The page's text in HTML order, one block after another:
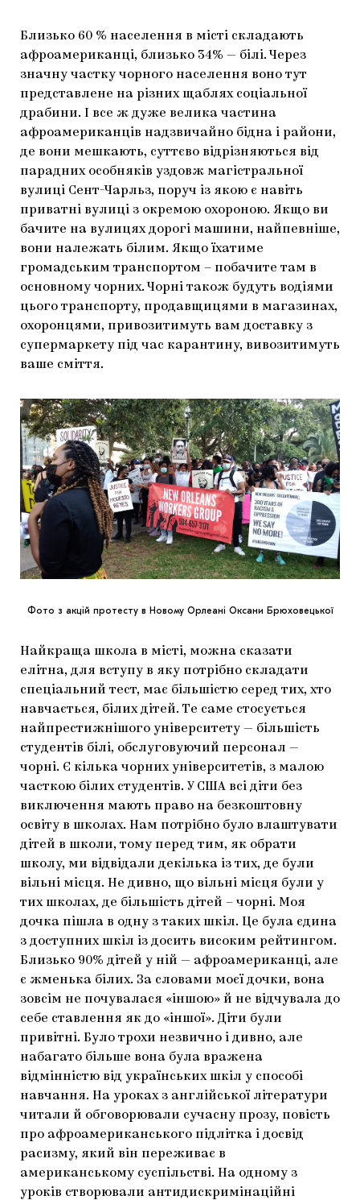
Близько 60 % населення в місті складають
афроамериканці, близько 34% — білі. Через
значну частку чорного населення воно тут
представлене на різних щаблях соціальної
драбини. І все ж дуже велика частина
афроамериканців надзвичайно бідна і райони,
де вони мешкають, суттєво відрізняються від
парадних особняків уздовж магістральної
вулиці Сент-Чарльз, поруч із якою є навіть
приватні вулиці з окремою охороною. Якщо ви
бачите на вулицях дорогі машини, найпевніше,
вони належать білим. Якщо їхатиме
громадським транспортом – побачите там в
основному чорних. Чорні також будуть водіями
цього транспорту, продавщицями в магазинах,
охоронцями, привозитимуть вам доставку з
супермаркету під час карантину, вивозитимуть
ваше сміття.
Фото з акцій протесту в Новому Орлеані Оксани Брюховецької
Найкраща школа в місті, можна сказати
елітна, для вступу в яку потрібно складати
спеціальний тест, має більшістю серед тих, хто
навчається, білих дітей. Те саме стосується
найпрестижнішого університету — більшість
студентів білі, обслуговуючий персонал —
чорні. Є кілька чорних університетів, з малою
часткою білих студентів. У США всі діти без
виключення мають право на безкоштовну
освіту в школах. Нам потрібно було влаштувати
дітей в школи, тому перед тим, як обрати
школу, ми відвідали декілька із тих, де були
вільні місця. Не дивно, що вільні місця були у
тих школах, де більшість дітей – чорні. Моя
дочка пішла в одну з таких шкіл. Це була єдина
з доступних шкіл із досить високим рейтингом.
Близько 90% дітей у ній — афроамериканці, але
є жменька білих. За словами моєї дочки, вона
зовсім не почувалася «іншою» й не відчувала до
себе ставлення як до «іншої». Діти були
привітні. Було трохи незвично і дивно, але
набагато більше вона була вражена
відмінністю від українських шкіл у способі
навчання. На уроках з англійської літератури
читали й обговорювали сучасну прозу, повість
про афроамериканського підлітка і досвід
расизму, який він переживає в
американському суспільстві. На одному з
уроків створювали антидискримінаційні